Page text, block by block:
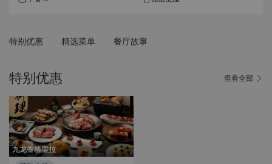
欢乐时光
餐时间为18:30）
单点美食
每日：12:00 - 02:00（食物最
后点餐时间为01:00）
特别优惠 精选菜单 餐厅故事
特别优惠 查看全部
九龙香格里拉